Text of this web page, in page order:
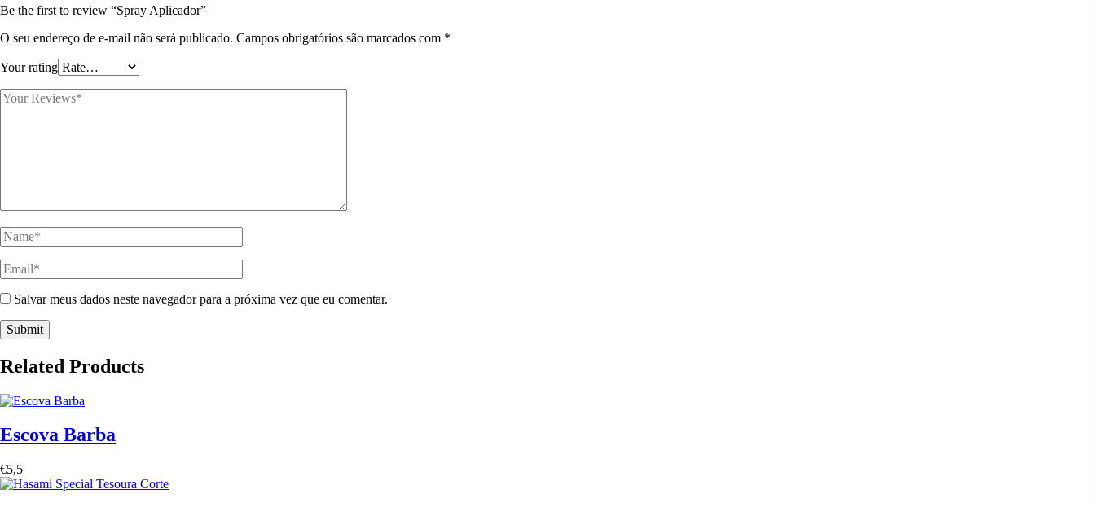
Be the first to review “Spray Aplicador”
O seu endereço de e-mail não será publicado. Campos obrigatórios são marcados com *
Your rating
Salvar meus dados neste navegador para a próxima vez que eu comentar.
Related Products
Escova Barba
€5,5